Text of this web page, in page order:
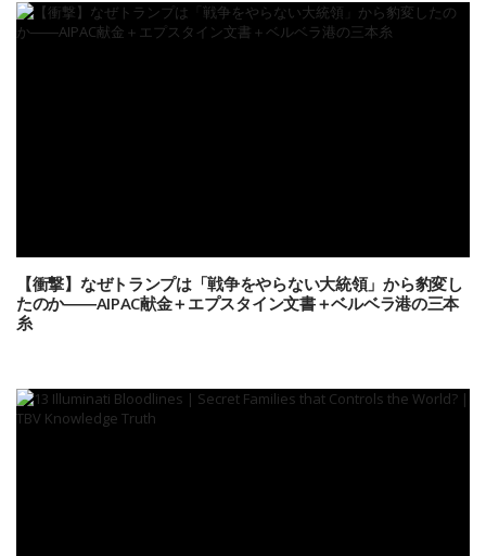
【衝撃】なぜトランプは「戦争をやらない大統領」から豹変し
たのか――AIPAC献金＋エプスタイン文書＋ベルベラ港の三本
糸